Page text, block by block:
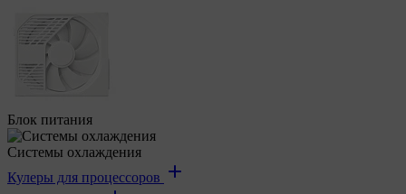
Блок питания
Системы охлаждения
Кулеры для процессоров